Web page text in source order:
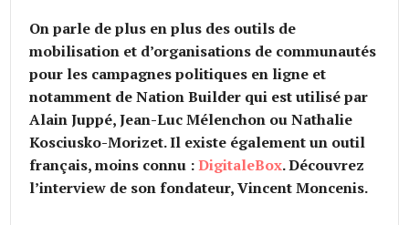
On parle de plus en plus des outils de
mobilisation et d’organisations de communautés
pour les campagnes politiques en ligne et
notamment de Nation Builder qui est utilisé par
Alain Juppé, Jean-Luc Mélenchon ou Nathalie
Kosciusko-Morizet. Il existe également un outil
français, moins connu :DigitaleBox. Découvrez
l’interview de son fondateur, Vincent Moncenis.